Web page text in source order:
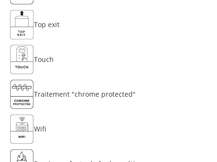
Top exit
Touch
Traitement "chrome protected"
Wifi